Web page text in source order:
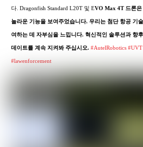
다. Dragonfish Standard L20T 및 EVO Max 4T 드론
놀라운 기능을 보여주었습니다. 우리는 첨단 항공 기
여하는 데 자부심을 느낍니다. 혁신적인 솔루션과 향
데이트를 계속 지켜봐 주십시오.#AutelRobotics #UVT
#lawenforcement